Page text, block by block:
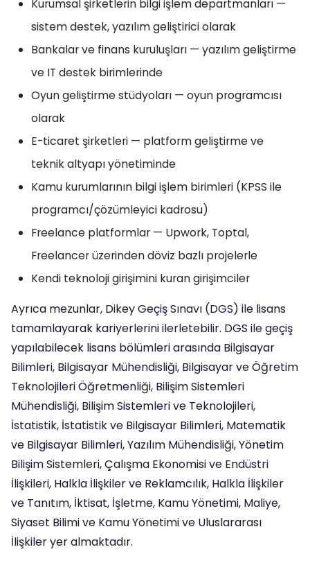
Kurumsal şirketlerin bilgi işlem departmanları —
sistem destek, yazılım geliştirici olarak
Bankalar ve finans kuruluşları — yazılım geliştirme
ve IT destek birimlerinde
Oyun geliştirme stüdyoları — oyun programcısı
olarak
E-ticaret şirketleri — platform geliştirme ve
teknik altyapı yönetiminde
Kamu kurumlarının bilgi işlem birimleri (KPSS ile
programcı/çözümleyici kadrosu)
Freelance platformlar — Upwork, Toptal,
Freelancer üzerinden döviz bazlı projelerle
Kendi teknoloji girişimini kuran girişimciler
Ayrıca mezunlar, Dikey Geçiş Sınavı (DGS) ile lisans
tamamlayarak kariyerlerini ilerletebilir. DGS ile geçiş
yapılabilecek lisans bölümleri arasında Bilgisayar
Bilimleri, Bilgisayar Mühendisliği, Bilgisayar ve Öğretim
Teknolojileri Öğretmenliği, Bilişim Sistemleri
Mühendisliği, Bilişim Sistemleri ve Teknolojileri,
İstatistik, İstatistik ve Bilgisayar Bilimleri, Matematik
ve Bilgisayar Bilimleri, Yazılım Mühendisliği, Yönetim
Bilişim Sistemleri, Çalışma Ekonomisi ve Endüstri
İlişkileri, Halkla İlişkiler ve Reklamcılık, Halkla İlişkiler
ve Tanıtım, İktisat, İşletme, Kamu Yönetimi, Maliye,
Siyaset Bilimi ve Kamu Yönetimi ve Uluslararası
İlişkiler yer almaktadır.